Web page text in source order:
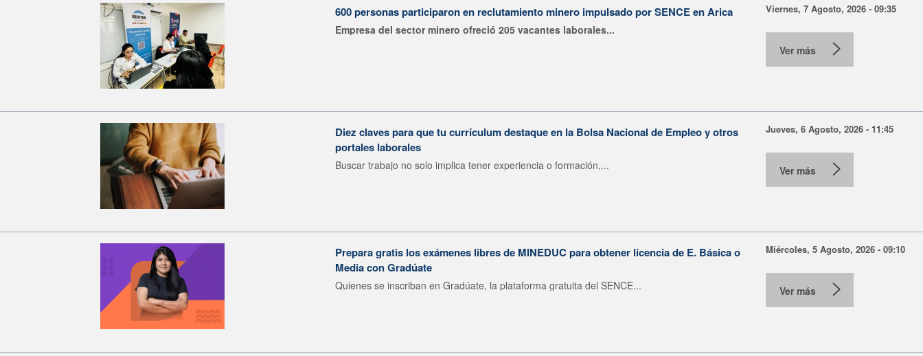
600 personas participaron en reclutamiento minero impulsado por SENCE en Arica
Empresa del sector minero ofreció 205 vacantes laborales...
Viernes, 7 Agosto, 2026 - 09:35
Ver más
Diez claves para que tu currículum destaque en la Bolsa Nacional de Empleo y otros
portales laborales
Buscar trabajo no solo implica tener experiencia o formación,...
Jueves, 6 Agosto, 2026 - 11:45
Ver más
Prepara gratis los exámenes libres de MINEDUC para obtener licencia de E. Básica o
Media con Gradúate
Quienes se inscriban en Gradúate, la plataforma gratuita del SENCE...
Miércoles, 5 Agosto, 2026 - 09:10
Ver más